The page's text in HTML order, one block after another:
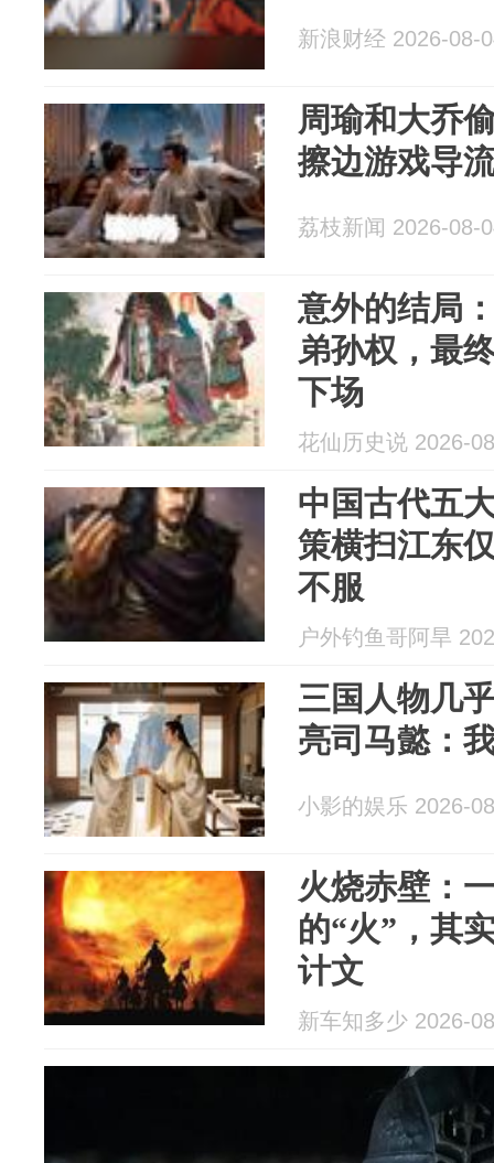
新浪财经 2026-08-
周瑜和大乔
擦边游戏导
荔枝新闻 2026-08-
意外的结局
弟孙权，最
下场
花仙历史说 2026-
中国古代五
策横扫江东
不服
户外钓鱼哥阿旱
三国人物几
亮司马懿：
小影的娱乐 2026-
火烧赤壁：
的“火”，其
计文
新车知多少 2026-